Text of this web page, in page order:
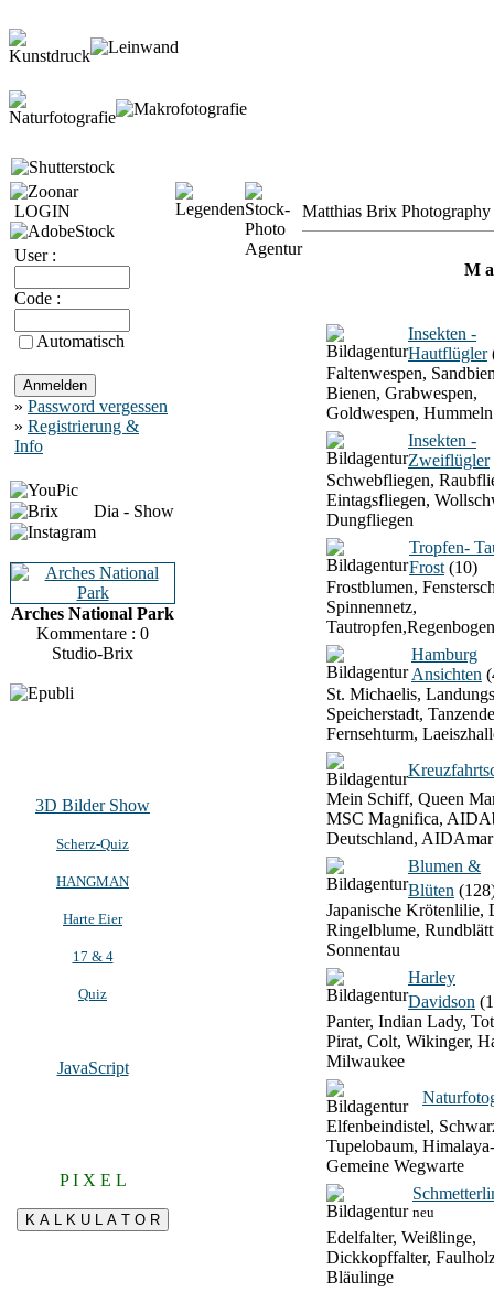
LOGIN
User :
Code :
Automatisch
» Password vergessen
» Registrierung &
Info
Dia - Show
Arches National Park
Kommentare : 0
Studio-Brix
3D Bilder Show
Scherz-Quiz
HANGMAN
Harte Eier
17 & 4
Quiz
JavaScript
P I X E L
Matthias Brix
M
Insekten -
Hautflügler
Faltenwespen,
Bienen, Grabwespen,
Goldwespen, Hummeln
Insekten -
Zweiflügler
Schwebfliegen,
Eintagsfliegen,
Dungfliegen
Tropfen-
Frost (10)
Frostblumen,
Spinnennetz,
Hamburg
Ansichten
St. Michaelis,
Speicherstadt,
Fernsehturm,
Mein Schiff, Queen
MSC Magnifica,
Deutschland, AIDAmar
Blumen &
Blüten
Japanische Krötenlilie,
Ringelblume,
Sonnentau
Harley
Davidson
Panter, Indian Lady,
Pirat, Colt, Wikinger,
Milwaukee
Elfenbeindistel,
Tupelobaum,
Gemeine Wegwarte
neu
Edelfalter, Weißlinge,
Dickkopffalter,
Bläulinge